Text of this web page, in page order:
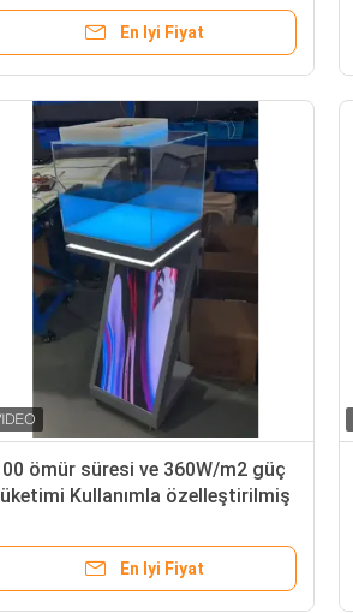
işaretleri
En Iyi Fiyat
ömür süresi ve 360W/m2 güç
Kullanımla özelleştirilmiş
En Iyi Fiyat